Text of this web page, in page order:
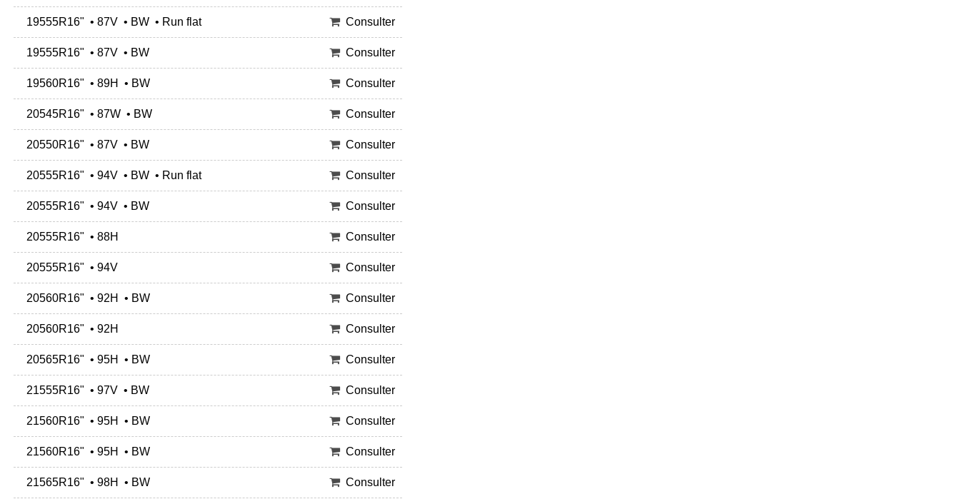
19555R16" • 87V • BW • Run flat Consulter
19555R16" • 87V • BW Consulter
19560R16" • 89H • BW Consulter
20545R16" • 87W • BW Consulter
20550R16" • 87V • BW Consulter
20555R16" • 94V • BW • Run flat Consulter
20555R16" • 94V • BW Consulter
20555R16" • 88H Consulter
20555R16" • 94V Consulter
20560R16" • 92H • BW Consulter
20560R16" • 92H Consulter
20565R16" • 95H • BW Consulter
21555R16" • 97V • BW Consulter
21560R16" • 95H • BW Consulter
21560R16" • 95H • BW Consulter
21565R16" • 98H • BW Consulter